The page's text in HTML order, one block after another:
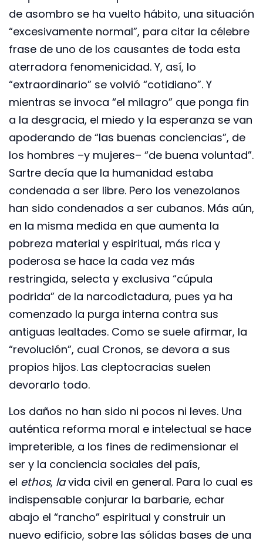
de asombro se ha vuelto hábito, una situación
“excesivamente normal”, para citar la célebre
frase de uno de los causantes de toda esta
aterradora fenomenicidad. Y, así, lo
“extraordinario” se volvió “cotidiano”. Y
mientras se invoca “el milagro” que ponga fin
a la desgracia, el miedo y la esperanza se van
apoderando de “las buenas conciencias”, de
los hombres –y mujeres– “de buena voluntad”.
Sartre decía que la humanidad estaba
condenada a ser libre. Pero los venezolanos
han sido condenados a ser cubanos. Más aún,
en la misma medida en que aumenta la
pobreza material y espiritual, más rica y
poderosa se hace la cada vez más
restringida, selecta y exclusiva “cúpula
podrida” de la narcodictadura, pues ya ha
comenzado la purga interna contra sus
antiguas lealtades. Como se suele afirmar, la
“revolución”, cual Cronos, se devora a sus
propios hijos. Las cleptocracias suelen
devorarlo todo.
Los daños no han sido ni pocos ni leves. Una
auténtica reforma moral e intelectual se hace
impreterible, a los fines de redimensionar el
ser y la conciencia sociales del país,
el ethos, lavida civil en general. Para lo cual es
indispensable conjurar la barbarie, echar
abajo el “rancho” espiritual y construir un
nuevo edificio, sobre las sólidas bases de una